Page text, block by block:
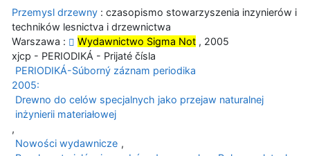
Przemysl drzewny : czasopismo stowarzyszenia inzynierów i
techników lesnictva i drzewnictwa
Warszawa :
Wydawnictwo Sigma Not , 2005
xjcp - PERIODIKÁ - Prijaté čísla
PERIODIKÁ-Súborný záznam periodika
2005:
Drewno do celów specjalnych jako przejaw naturalnej
inżynierii materiałowej
,
Nowości wydawnicze ,